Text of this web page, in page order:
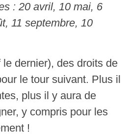
: 20 avril, 10 mai, 6
11 septembre, 10
dernier), des droits de
le tour suivant. Plus il
plus il y aura de
y compris pour les
!